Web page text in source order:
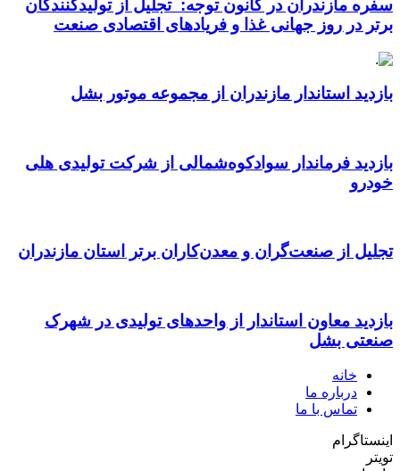
سفره مازندران در کانون توجه: تجلیل از تولیدکنندگان
برتر در روز جهانی غذا و فریادهای اقتصادی صنعت
بازدید استاندار مازندران از مجموعه موتور بشل
بازدید فرماندار سوادکوه‌شمالی از شرکت تولیدی هلی
خودرو
تجلیل از صنعت‌گران و معدن‌کاران برتر استان مازندران
بازدید معاون استاندار از واحدهای تولیدی در شهرک
صنعتی بشل
خانه
درباره ما
تماس با ما
اینستاگرام
تویتر